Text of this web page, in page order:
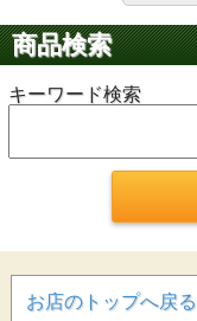
商品検索
キーワード検索
お店のトップへ戻る